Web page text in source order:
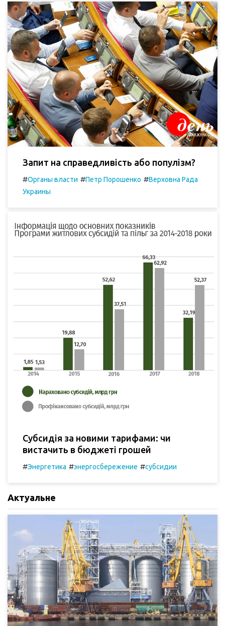
Запит на справедливість або популізм?
#Органы власти #Петр Порошенко #Верховна Рада
Украины
Субсидія за новими тарифами: чи
вистачить в бюджеті грошей
#Энергетика #энергосбережение #субсидии
Актуальне